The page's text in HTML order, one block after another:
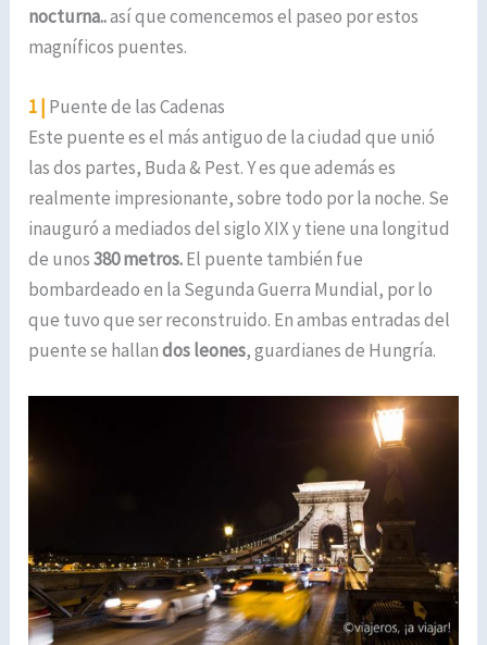
nocturna..así que comencemos el paseo por estos
magníficos puentes.
1 | Puente de las Cadenas
Este puente es el más antiguo de la ciudad que unió
las dos partes, Buda & Pest. Y es que además es
realmente impresionante, sobre todo por la noche. Se
inauguró a mediados del siglo XIX y tiene una longitud
de unos380 metros.El puente también fue
bombardeado en la Segunda Guerra Mundial, por lo
que tuvo que ser reconstruido. En ambas entradas del
puente se hallandos leones, guardianes de Hungría.